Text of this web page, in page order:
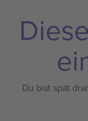
Du bist spät